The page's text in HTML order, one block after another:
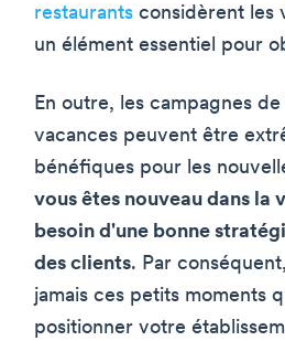
restaurants considèrent les
un élément essentiel pour
En outre, les campagnes
vacances peuvent être
bénéfiques pour les
vous êtes nouveau dans la
besoin d'une bonne
des clients. Par
jamais ces petits moments
positionner votre